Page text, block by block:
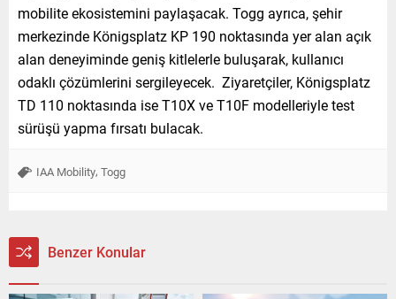
mobilite ekosistemini paylaşacak. Togg ayrıca, şehir
merkezinde Königsplatz KP 190 noktasında yer alan açık
alan deneyiminde geniş kitlelerle buluşarak, kullanıcı
odaklı çözümlerini sergileyecek. Ziyaretçiler, Königsplatz
TD 110 noktasında ise T10X ve T10F modelleriyle test
sürüşü yapma fırsatı bulacak.
IAA Mobility, Togg
Benzer Konular